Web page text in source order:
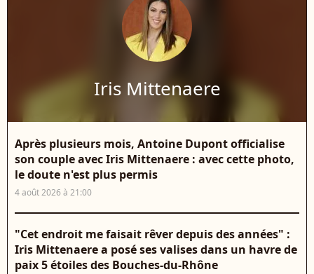
Iris Mittenaere
Après plusieurs mois, Antoine Dupont officialise
son couple avec Iris Mittenaere : avec cette photo,
le doute n'est plus permis
4 août 2026 à 21:00
"Cet endroit me faisait rêver depuis des années" :
Iris Mittenaere a posé ses valises dans un havre de
paix 5 étoiles des Bouches-du-Rhône